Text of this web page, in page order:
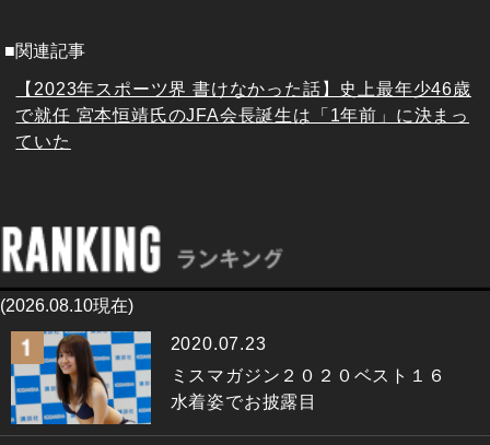
■関連記事
【2023年スポーツ界 書けなかった話】史上最年少46歳
で就任 宮本恒靖氏のJFA会長誕生は「1年前」に決まっ
ていた
(2026.08.10現在)
2020.07.23
ミスマガジン２０２０ベスト１６
水着姿でお披露目